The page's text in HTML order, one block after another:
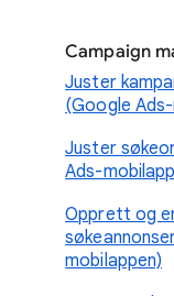
Campaign
Juster
(Google
Juster
Ads-
Opprett og
mobilappen)